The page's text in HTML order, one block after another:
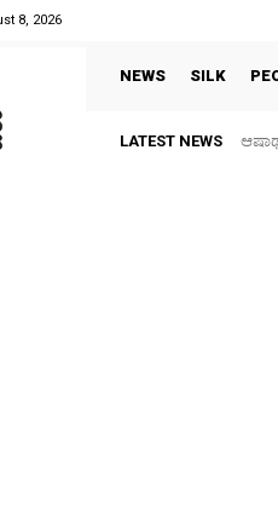
8, 2026
NEWS SILK
LATEST NEWS ಆಷಾಢ